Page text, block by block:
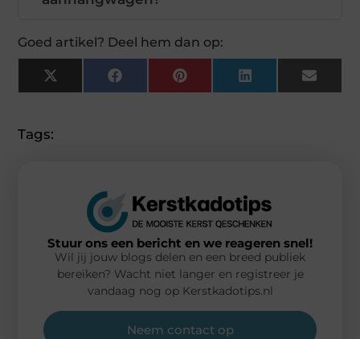
Goed artikel? Deel hem dan op:
X
(Twitter)
FacebookPinterestLinkedInEmail
Tags:
Stuur ons een bericht en we reageren snel!
Wil jij jouw blogs delen en een breed publiek
bereiken? Wacht niet langer en registreer je
vandaag nog op Kerstkadotips.nl
Neem contact op